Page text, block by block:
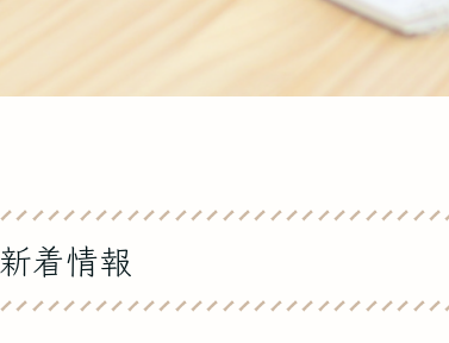
新着情報